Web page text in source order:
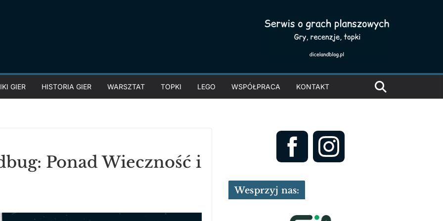
GIER HISTORIA GIER WARSZTAT TOPKI LEGO WSPÓŁPRACA KONTAKT
Ponad Wieczność i
Wesprzyj nas: